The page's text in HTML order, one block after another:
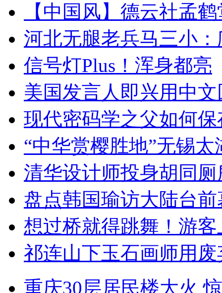
【中国风】德云社孟
河北无腿老兵马三小
信号灯Plus！浑身都亮
美国发言人即兴用中
现代密码学之父如何
“中华赏樱胜地”无锡
清华设计师投身胡同
盘点韩国瑜访大陆台
想过桥就得跳舞！游客
祁连山下玉石画师用
重庆30层居民楼大火